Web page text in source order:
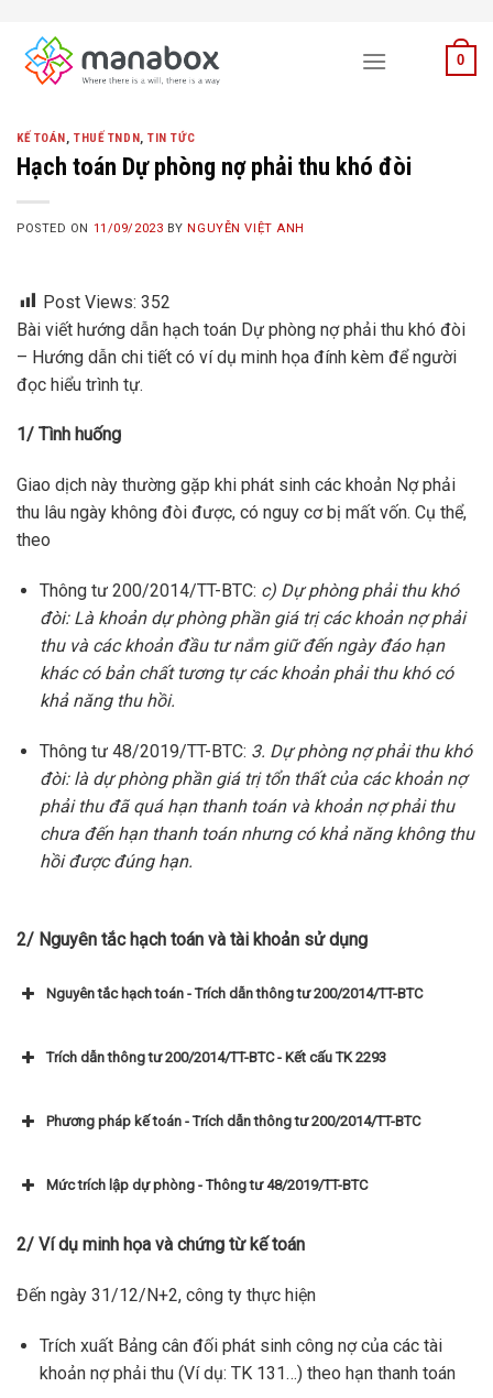
content
0
KẾ TOÁN,THUẾ TNDN,TIN TỨC
Hạch toán Dự phòng nợ phải thu khó đòi
POSTED ON 11/09/2023 BYNGUYỄN VIỆT ANH
Post Views: 352
Bài viết hướng dẫn hạch toán Dự phòng nợ phải thu khó đòi
– Hướng dẫn chi tiết có ví dụ minh họa đính kèm để người
đọc hiểu trình tự.
1/ Tình huống
Giao dịch này thường gặp khi phát sinh các khoản Nợ phải
thu lâu ngày không đòi được, có nguy cơ bị mất vốn. Cụ thể,
theo
Thông tư 200/2014/TT-BTC: c) Dự phòng phải thu khó
đòi: Là khoản dự phòng phần giá trị các khoản nợ phải
thu và các khoản đầu tư nắm giữ đến ngày đáo hạn
khác có bản chất tương tự các khoản phải thu khó có
khả năng thu hồi.
Thông tư 48/2019/TT-BTC: 3. Dự phòng nợ phải thu khó
đòi: là dự phòng phần giá trị tổn thất của các khoản nợ
phải thu đã quá hạn thanh toán và khoản nợ phải thu
chưa đến hạn thanh toán nhưng có khả năng không thu
hồi được đúng hạn.
2/ Nguyên tắc hạch toán và tài khoản sử dụng
Nguyên tắc hạch toán - Trích dẫn thông tư 200/2014/TT-BTC
Trích dẫn thông tư 200/2014/TT-BTC - Kết cấu TK 2293
Kết cấu và nội dung phản ánh của tài khoản 229 – Dự
Bên Nợ:
Phương pháp kế toán - Trích dẫn thông tư 200/2014/TT-BTC
Mức trích lập dự phòng - Thông tư 48/2019/TT-BTC
2/ Ví dụ minh họa và chứng từ kế toán
Đến ngày 31/12/N+2, công ty thực hiện
Trích xuất Bảng cân đối phát sinh công nợ của các tài
khoản nợ phải thu (Ví dụ: TK 131…) theo hạn thanh toán